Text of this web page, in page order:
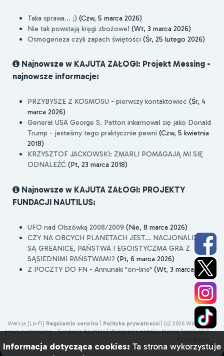
Taka sprawa... ;) (Czw, 5 marca 2026)
Nie tak powstają kręgi zbożowe! (Wt, 3 marca 2026)
Osmogeneza czyli zapach świętości (Śr, 25 lutego 2026)
Najnowsze w KAJUTA ZAŁOGI: Projekt Messing -
najnowsze informacje:
PRZYBYSZE Z KOSMOSU - pierwszy kontaktowiec (Śr, 4
marca 2026)
Generał USA George S. Patton inkarnował się jako Donald
Trump - jesteśmy tego praktycznie pewni (Czw, 5 kwietnia
2018)
KRZYSZTOF JACKOWSKI: ZMARLI POMAGAJĄ MI SIĘ
ODNALEŹĆ (Pt, 23 marca 2018)
Najnowsze w KAJUTA ZAŁOGI: PROJEKTY
FUNDACJI NAUTILUS:
UFO nad Olszówką 2008/2009 (Nie, 8 marca 2026)
CZY NA OBCYCH PLANETACH JEST... NACJONALIZM,
SĄ GREANICE, PAŃSTWA I EGOISTYCZMA GRA Z
SĄSIEDNIMI PAŃSTWAMI? (Pt, 6 marca 2026)
Z POCZTY DO FN - Annunaki "on-line" (Wt, 3 marca 2026)
Wersja [Lo-Fi] Regulamin serwisu Polityka prywatności
(c) 2026 Wszelkie
prawa zastrzeżone - Fundacja Nautilus |Wykonanie portalu:Marcin "szczygliś"
Informacja dotycząca cookies: Ta strona wykorzystuje